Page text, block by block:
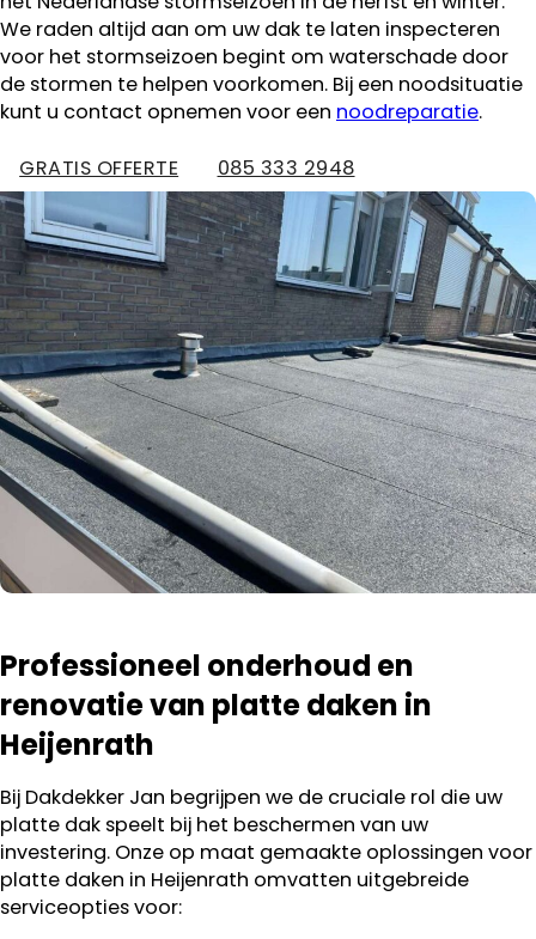
We raden altijd aan om uw dak te laten inspecteren
voor het stormseizoen begint om waterschade door
de stormen te helpen voorkomen. Bij een noodsituatie
kunt u contact opnemen voor een noodreparatie.
GRATIS OFFERTE 085 333 2948
Professioneel onderhoud en
renovatie van platte daken in
Heijenrath
Bij Dakdekker Jan begrijpen we de cruciale rol die uw
platte dak speelt bij het beschermen van uw
investering. Onze op maat gemaakte oplossingen voor
platte daken in Heijenrath omvatten uitgebreide
serviceopties voor: